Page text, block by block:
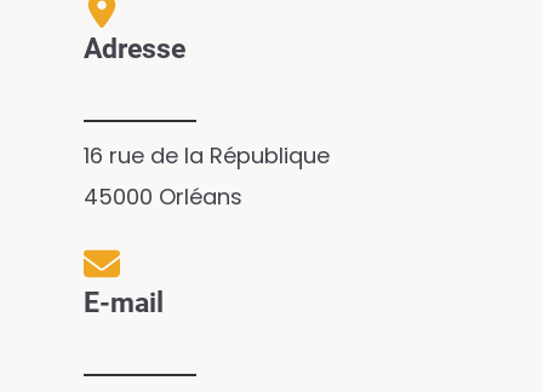
Adresse
16 rue de la République
45000 Orléans
E-mail